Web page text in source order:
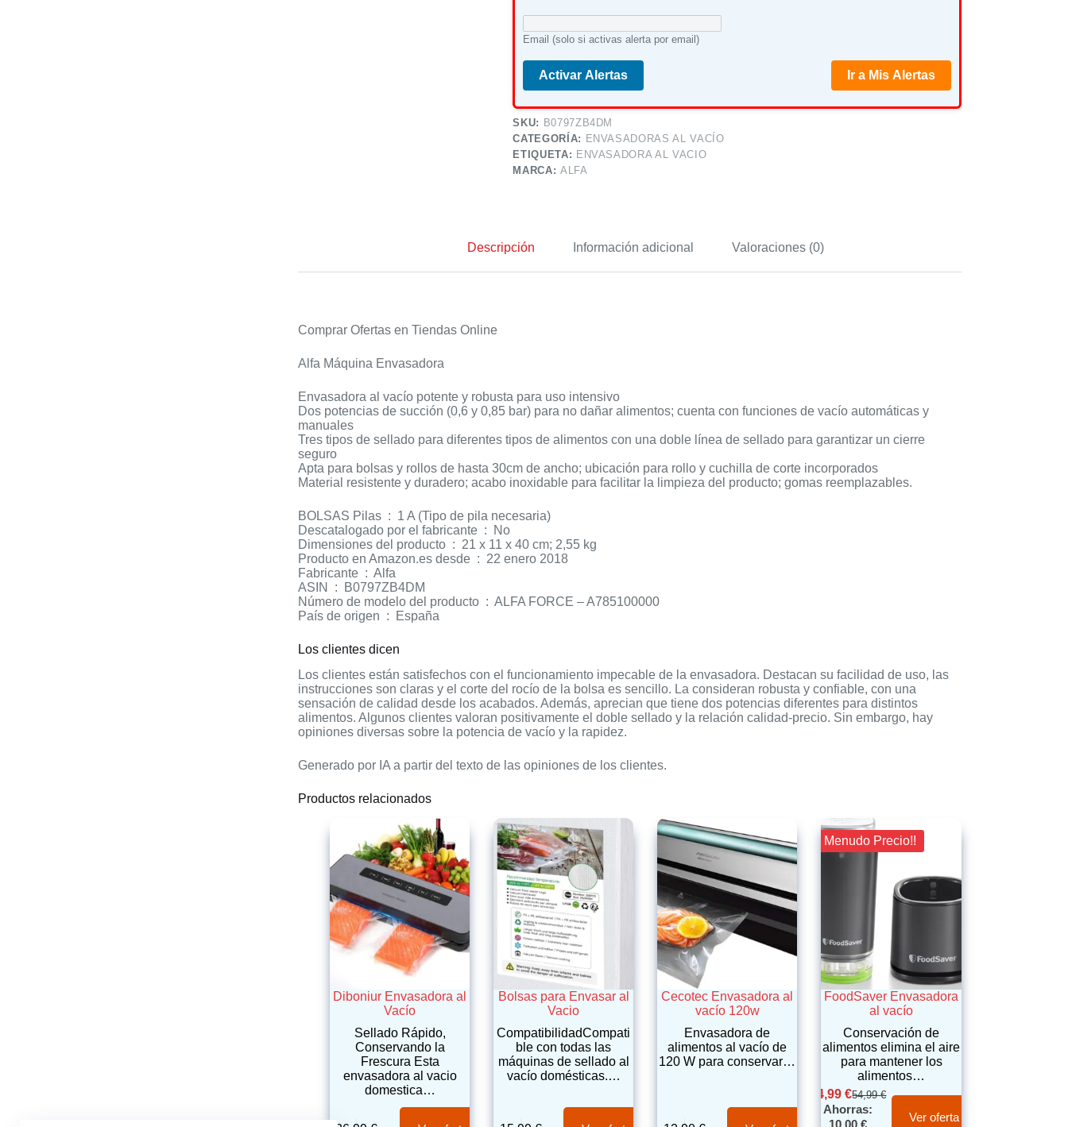
Email (solo si activas alerta por email)
Activar Alertas Ir a Mis Alertas
SKU: B0797ZB4DM
CATEGORÍA: ENVASADORAS AL VACÍO
ETIQUETA: ENVASADORA AL VACIO
MARCA: ALFA
Descripción Información adicional Valoraciones (0)
Comprar Ofertas en Tiendas Online
Alfa Máquina Envasadora
Envasadora al vacío potente y robusta para uso intensivo
Dos potencias de succión (0,6 y 0,85 bar) para no dañar alimentos; cuenta con funciones de vacío automáticas y
manuales
Tres tipos de sellado para diferentes tipos de alimentos con una doble línea de sellado para garantizar un cierre
seguro
Apta para bolsas y rollos de hasta 30cm de ancho; ubicación para rollo y cuchilla de corte incorporados
Material resistente y duradero; acabo inoxidable para facilitar la limpieza del producto; gomas reemplazables.
BOLSAS Pilas ‏ : ‎ 1 A (Tipo de pila necesaria)
Descatalogado por el fabricante ‏ : ‎ No
Dimensiones del producto ‏ : ‎ 21 x 11 x 40 cm; 2,55 kg
Producto en Amazon.es desde ‏ : ‎ 22 enero 2018
Fabricante ‏ : ‎ Alfa
ASIN ‏ : ‎ B0797ZB4DM
Número de modelo del producto ‏ : ‎ ALFA FORCE – A785100000
País de origen ‏ : ‎ España
Los clientes dicen
Los clientes están satisfechos con el funcionamiento impecable de la envasadora. Destacan su facilidad de uso, las
instrucciones son claras y el corte del rocío de la bolsa es sencillo. La consideran robusta y confiable, con una
sensación de calidad desde los acabados. Además, aprecian que tiene dos potencias diferentes para distintos
alimentos. Algunos clientes valoran positivamente el doble sellado y la relación calidad-precio. Sin embargo, hay
opiniones diversas sobre la potencia de vacío y la rapidez.
Generado por IA a partir del texto de las opiniones de los clientes.
Productos relacionados
Diboniur Envasadora al
Vacío
Sellado Rápido,
Conservando la
Frescura Esta
envasadora al vacio
domestica…
Bolsas para Envasar al
Vacio
CompatibilidadCompati
ble con todas las
máquinas de sellado al
vacío domésticas.…
Cecotec Envasadora al
vacío 120w
Envasadora de
alimentos al vacío de
120 W para conservar…
¡¡ Menudo Precio!!
FoodSaver Envasadora
al vacío
Conservación de
alimentos elimina el aire
para mantener los
alimentos…
54,99€
44,99€
Ahorras:
Ver oferta